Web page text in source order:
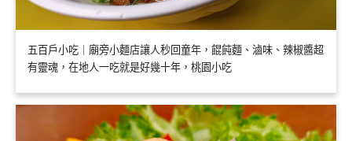
五百戶小吃｜廟旁小麵店讓人秒回童年，餛飩麵、滷味、辣椒醬超
有靈魂，在地人一吃就是好幾十年，桃園小吃